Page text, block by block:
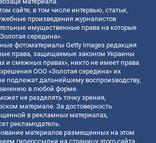
сайте, в том числе интервью, статьи,
произведения журналистов
имущественные права на которые
середина».
фотоматериалы Getty Images редакция
права, защищаемые законом Украины
и смежных правах», никто не имеет права
ООО «Золотая середина» их
подлежат дальнейшему воспроизводству,
в любой форме.
не разделять точку зрения,
материале. За достоверность
в рекламных материалах,
рекламодатель.
материалов размещенных на этом
гиперссылки на страницу этого сайта,